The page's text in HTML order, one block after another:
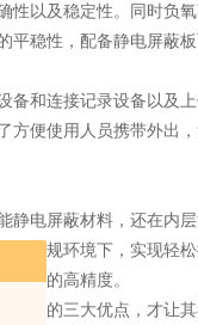
以及稳定性。同时负
稳性，配备静电屏蔽
和连接记录设备以及
便使用人员携带外出
电屏蔽材料，还在内
常规环境下，实现轻
测量的高精度。
新的三大优点，才让